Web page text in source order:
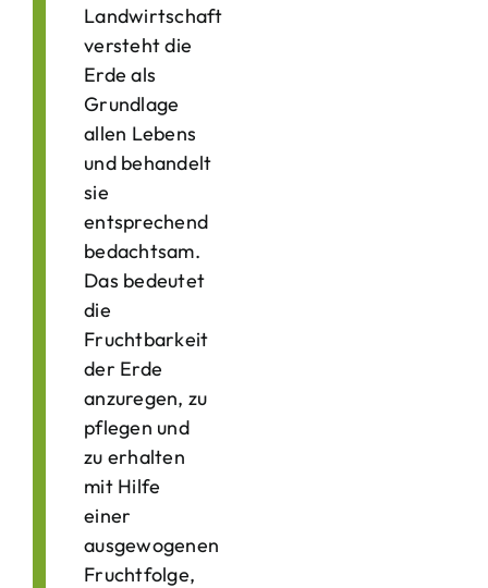
Landwirtschaft
versteht die
Erde als
Grundlage
allen Lebens
und behandelt
sie
entsprechend
bedachtsam.
Das bedeutet
die
Fruchtbarkeit
der Erde
anzuregen, zu
pflegen und
zu erhalten
mit Hilfe
einer
ausgewogenen
Fruchtfolge,